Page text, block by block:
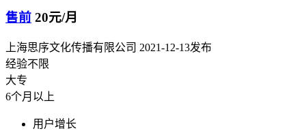
售前 20元/月
上海思序文化传播有限公司 2021-12-13发布
经验不限
大专
6个月以上
用户增长